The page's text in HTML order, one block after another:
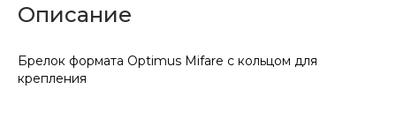
Описание
Брелок формата Optimus Mifare с кольцом для
крепления